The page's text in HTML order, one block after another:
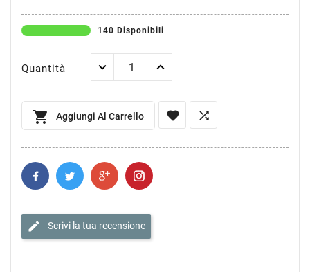
140 Disponibili
Quantità
 Aggiungi Al Carrello  
edit Scrivi la tua recensione